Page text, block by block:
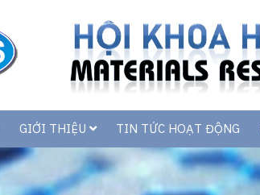
GIỚI THIỆU TIN TỨC HOẠT ĐỘNG